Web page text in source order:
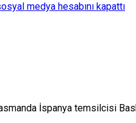
medya hesabını kapattı
İspanya temsilcisi